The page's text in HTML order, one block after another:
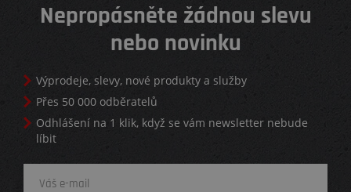
Nepropásněte žádnou slevu
nebo novinku
Výprodeje, slevy, nové produkty a služby
Přes 50 000 odběratelů
Odhlášení na 1 klik, když se vám newsletter nebude
líbit